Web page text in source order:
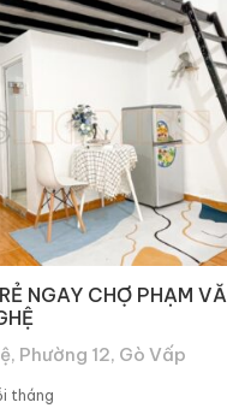
NGAY CHỢ PHẠM
Phường 12, Gò Vấp
tháng